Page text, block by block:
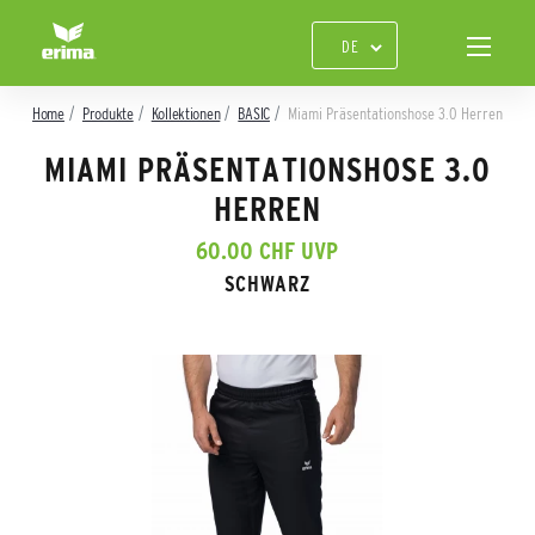
Home Produkte Kollektionen BASIC Miami Präsentationshose 3.0 Herren
MIAMI PRÄSENTATIONSHOSE 3.0
HERREN
60.00 CHF UVP
SCHWARZ